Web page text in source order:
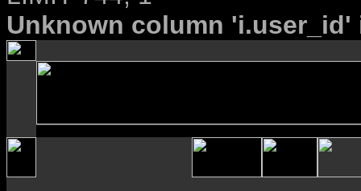
Unknown column